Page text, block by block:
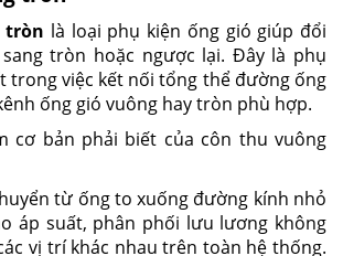
tròn là loại phụ kiện ống gió giúp đổi
tròn hoặc ngược lại. Đây là phụ
trong việc kết nối tổng thể đường ống
ống gió vuông hay tròn phù hợp.
cơ bản phải biết của côn thu vuông
từ ống to xuống đường kính nhỏ
áp suất, phân phối lưu lương không
vị trí khác nhau trên toàn hệ thống.